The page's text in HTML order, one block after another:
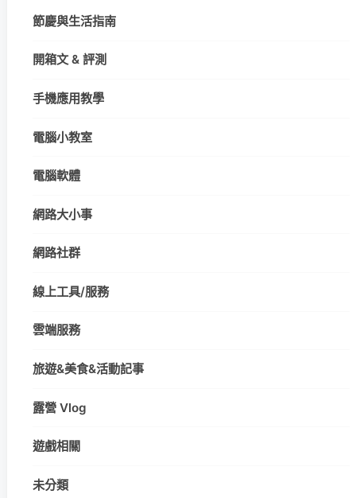
節慶與生活指南
開箱文 & 評測
手機應用教學
電腦小教室
電腦軟體
網路大小事
網路社群
線上工具/服務
雲端服務
旅遊&美食&活動記事
露營 Vlog
遊戲相關
未分類